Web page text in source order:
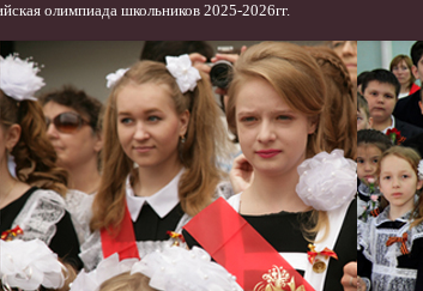
олимпиада школьников 2025-2026гг.